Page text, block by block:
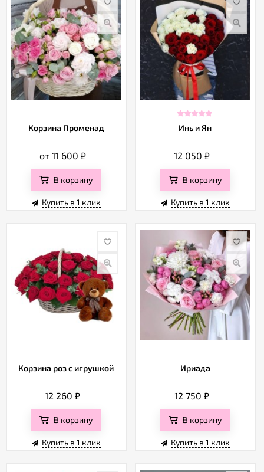
Корзина Променад
от 11 600 ₽
В корзину
Купить в 1 клик
Инь и Ян
12 050 ₽
В корзину
Купить в 1 клик
Корзина роз с игрушкой
12 260₽
В корзину
Купить в 1 клик
Ириада
12 750 ₽
В корзину
Купить в 1 клик